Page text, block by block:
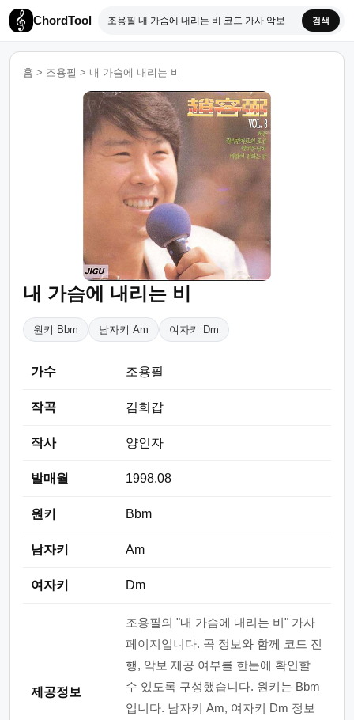
ChordTool 검색
홈 > 조용필 > 내 가슴에 내리는 비
내 가슴에 내리는 비
원키 Bbm 남자키 Am 여자키 Dm
가수 조용필
작곡 김희갑
작사 양인자
발매월 1998.08
원키 Bbm
남자키 Am
여자키 Dm
제공정보
조용필의 "내 가슴에 내리는 비" 가사
페이지입니다. 곡 정보와 함께 코드 진
행, 악보 제공 여부를 한눈에 확인할
수 있도록 구성했습니다. 원키는 Bbm
입니다. 남자키 Am, 여자키 Dm 정보